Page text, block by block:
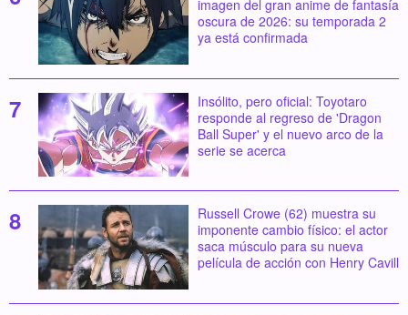
imagen del gran anime de fantasía
oscura de 2026: su temporada 2
ya está confirmada
Insólito, pero oficial: Toyotaro
responde al regreso de 'Dragon
Ball Super' y el nuevo arco de la
serie se acerca
Russell Crowe (62) muestra su
imponente cambio físico: el actor
saca músculo para su nueva
película de acción con Henry Cavill